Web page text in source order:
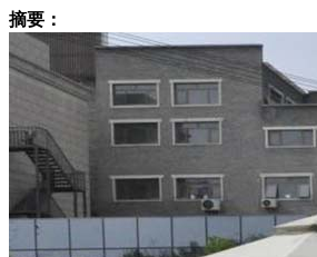
摘要：